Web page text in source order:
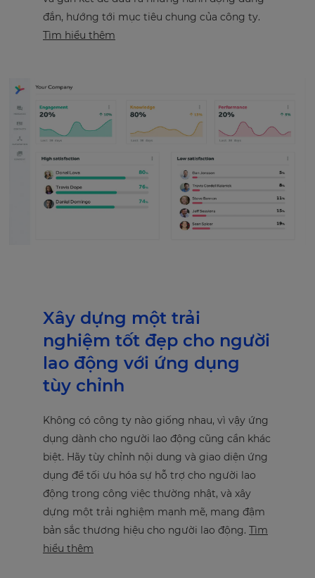
đắn, hướng tới mục tiêu chung của công ty.
Tìm hiểu thêm
Xây dựng một trải
nghiệm tốt đẹp cho người
lao động với ứng dụng
tùy chỉnh
Không có công ty nào giống nhau, vì vậy ứng
dụng dành cho người lao động cũng cần khác
biệt. Hãy tùy chỉnh nội dung và giao diện ứng
dụng để tối ưu hóa sự hỗ trợ cho người lao
động trong công việc thường nhật, và xây
dựng một trải nghiệm mạnh mẽ, mang đậm
bản sắc thương hiệu cho người lao động. Tìm
hiểu thêm